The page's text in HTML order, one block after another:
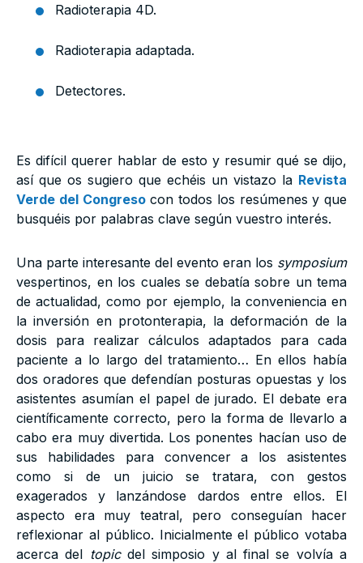
Radioterapia 4D.
Radioterapia adaptada.
Detectores.
Es difícil querer hablar de esto y resumir qué se dijo,
así que os sugiero que echéis un vistazo la Revista
Verde del Congresocon todos los resúmenes y que
busquéis por palabras clave según vuestro interés.
Una parte interesante del evento eran los symposium
vespertinos, en los cuales se debatía sobre un tema
de actualidad, como por ejemplo, la conveniencia en
la inversión en protonterapia, la deformación de la
dosis para realizar cálculos adaptados para cada
paciente a lo largo del tratamiento… En ellos había
dos oradores que defendían posturas opuestas y los
asistentes asumían el papel de jurado. El debate era
científicamente correcto, pero la forma de llevarlo a
cabo era muy divertida. Los ponentes hacían uso de
sus habilidades para convencer a los asistentes
como si de un juicio se tratara, con gestos
exagerados y lanzándose dardos entre ellos. El
aspecto era muy teatral, pero conseguían hacer
reflexionar al público. Inicialmente el público votaba
acerca del topicdel simposio y al final se volvía a